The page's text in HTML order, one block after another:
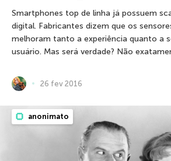
Smartphones top de linha já possuem
digital. Fabricantes dizem que os
melhoram tanto a experiência quanto a
usuário. Mas será verdade? Não
26 fev 2016
anonimato